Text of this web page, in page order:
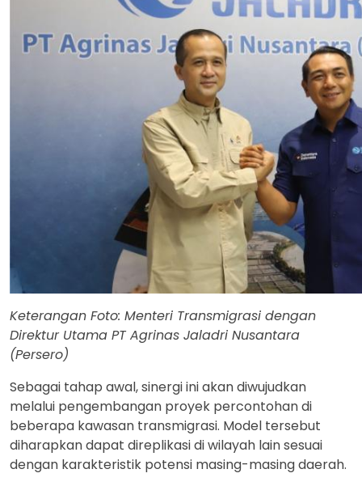
Keterangan Foto: Menteri Transmigrasi dengan
Direktur Utama PT Agrinas Jaladri Nusantara
(Persero)
Sebagai tahap awal, sinergi ini akan diwujudkan
melalui pengembangan proyek percontohan di
beberapa kawasan transmigrasi. Model tersebut
diharapkan dapat direplikasi di wilayah lain sesuai
dengan karakteristik potensi masing-masing daerah.